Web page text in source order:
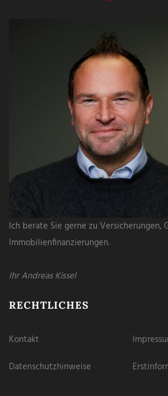
Ich berate Sie gerne zu Versicherungen,
Immobilienfinanzierungen.
Ihr Andreas Kissel
RECHTLICHES
Kontakt
Datenschutzhinweise